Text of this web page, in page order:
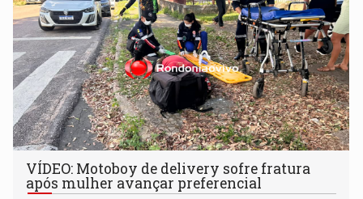
VÍDEO: Motoboy de delivery sofre fratura
após mulher avançar preferencial